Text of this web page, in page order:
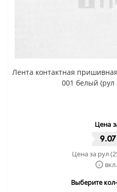
Лента контактная
001 белый
Цена
9.07
Цена за рул
Выберите